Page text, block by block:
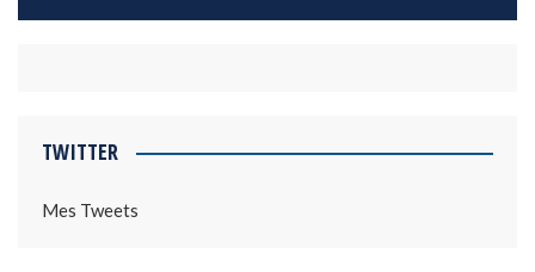
TWITTER
Mes Tweets